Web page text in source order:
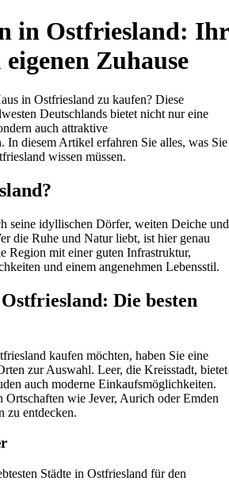
in Ostfriesland: Ihr
Zuhause
in Ostfriesland zu kaufen? Diese
Deutschlands bietet nicht nur eine
auch attraktive
diesem Artikel erfahren Sie alles, was Sie
wissen müssen.
seine idyllischen Dörfer, weiten Deiche und
die Ruhe und Natur liebt, ist hier genau
Region mit einer guten Infrastruktur,
und einem angenehmen Lebensstil.
Die besten
kaufen möchten, haben Sie eine
zur Auswahl. Leer, die Kreisstadt, bietet
auch moderne Einkaufsmöglichkeiten.
Ortschaften wie Jever, Aurich oder Emden
zu entdecken.
Städte in Ostfriesland für den